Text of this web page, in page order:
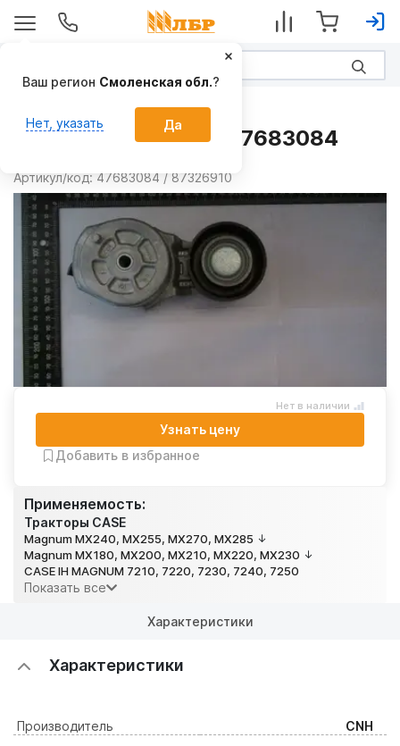
Натяжитель ремня 47683084
Артикул/код: 47683084 / 87326910
Применяемость:
Тракторы CASE
Magnum MX240, MX255, MX270, MX285
Magnum MX180, MX200, MX210, MX220, MX230
CASE IH MAGNUM 7210, 7220, 7230, 7240, 7250
Показать все
Нет в наличии
Узнать цену
Добавить в избранное
Характеристики
Характеристики
Производитель
CNH
Ваш регион Смоленская обл.?
Нет, указать Да